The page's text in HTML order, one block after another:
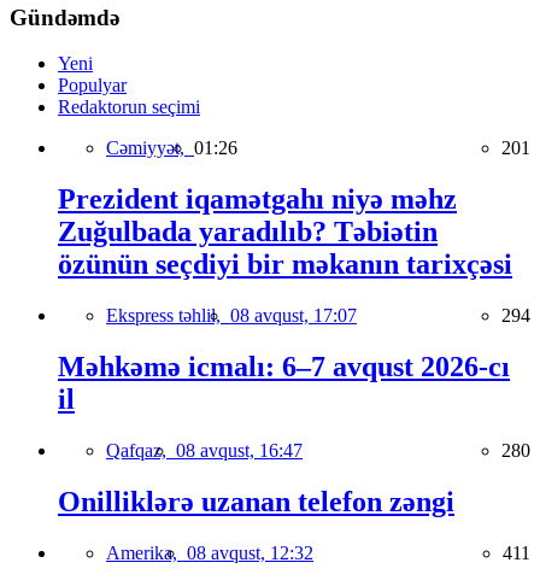
Gündəmdə
Yeni
Populyar
Redaktorun seçimi
Cəmiyyət, 01:26 201
Prezident iqamətgahı niyə məhz
Zuğulbada yaradılıb? Təbiətin
özünün seçdiyi bir məkanın tarixçəsi
Ekspress təhlil, 08 avqust, 17:07 294
Məhkəmə icmalı: 6–7 avqust 2026-cı
il
Qafqaz, 08 avqust, 16:47 280
Onilliklərə uzanan telefon zəngi
Amerika, 08 avqust, 12:32 411